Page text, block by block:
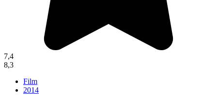
7,4
8,3
Film
2014